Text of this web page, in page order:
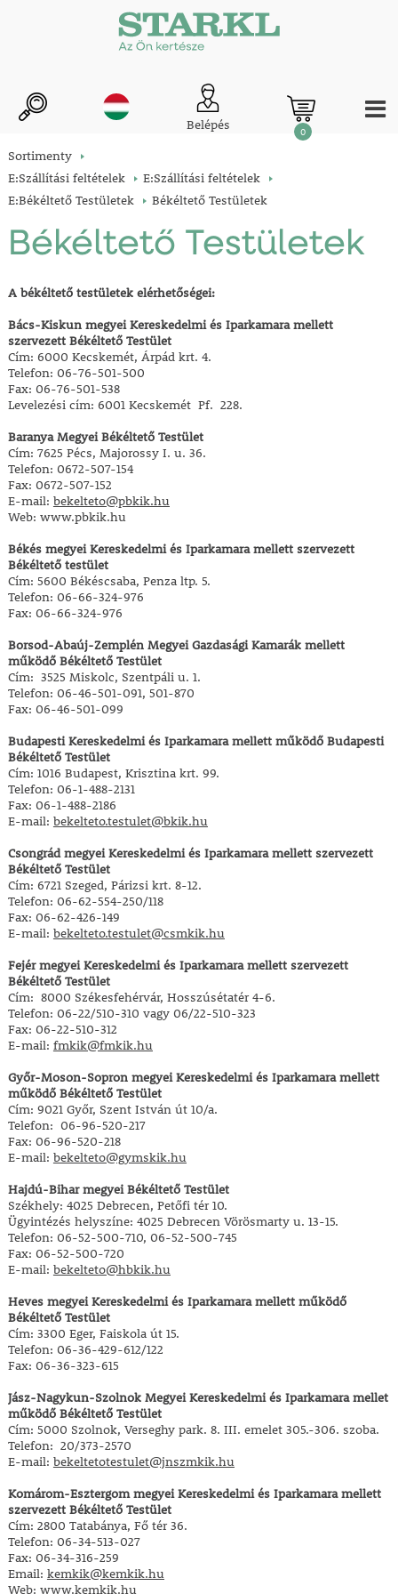
Belépés 0
Sortimenty
E:Szállítási feltételek
E:Szállítási feltételek
E:Békéltető Testületek
Békéltető Testületek
Békéltető Testületek
A békéltető testületek elérhetőségei:
Bács-Kiskun megyei Kereskedelmi és Iparkamara mellett
szervezett Békéltető Testület
Cím: 6000 Kecskemét, Árpád krt. 4.
Telefon: 06-76-501-500
Fax: 06-76-501-538
Levelezési cím: 6001 Kecskemét Pf. 228.
Baranya Megyei Békéltető Testület
Cím: 7625 Pécs, Majorossy I. u. 36.
Telefon: 0672-507-154
Fax: 0672-507-152
E-mail: bekelteto@pbkik.hu
Web: www.pbkik.hu
Békés megyei Kereskedelmi és Iparkamara mellett szervezett
Békéltető testület
Cím: 5600 Békéscsaba, Penza ltp. 5.
Telefon: 06-66-324-976
Fax: 06-66-324-976
Borsod-Abaúj-Zemplén Megyei Gazdasági Kamarák mellett
működő Békéltető Testület
Cím: 3525 Miskolc, Szentpáli u. 1.
Telefon: 06-46-501-091, 501-870
Fax: 06-46-501-099
Budapesti Kereskedelmi és Iparkamara mellett működő Budapesti
Békéltető Testület
Cím: 1016 Budapest, Krisztina krt. 99.
Telefon: 06-1-488-2131
Fax: 06-1-488-2186
E-mail: bekelteto.testulet@bkik.hu
Csongrád megyei Kereskedelmi és Iparkamara mellett szervezett
Békéltető Testület
Cím: 6721 Szeged, Párizsi krt. 8-12.
Telefon: 06-62-554-250/118
Fax: 06-62-426-149
E-mail: bekelteto.testulet@csmkik.hu
Fejér megyei Kereskedelmi és Iparkamara mellett szervezett
Békéltető Testület
Cím: 8000 Székesfehérvár, Hosszúsétatér 4-6.
Telefon: 06-22/510-310 vagy 06/22-510-323
Fax: 06-22-510-312
E-mail: fmkik@fmkik.hu
Győr-Moson-Sopron megyei Kereskedelmi és Iparkamara mellett
működő Békéltető Testület
Cím: 9021 Győr, Szent István út 10/a.
Telefon: 06-96-520-217
Fax: 06-96-520-218
E-mail: bekelteto@gymskik.hu
Hajdú-Bihar megyei Békéltető Testület
Székhely: 4025 Debrecen, Petőfi tér 10.
Ügyintézés helyszíne: 4025 Debrecen Vörösmarty u. 13-15.
Telefon: 06-52-500-710, 06-52-500-745
Fax: 06-52-500-720
E-mail: bekelteto@hbkik.hu
Heves megyei Kereskedelmi és Iparkamara mellett működő
Békéltető Testület
Cím: 3300 Eger, Faiskola út 15.
Telefon: 06-36-429-612/122
Fax: 06-36-323-615
Jász-Nagykun-Szolnok Megyei Kereskedelmi és Iparkamara mellet
működő Békéltető Testület
Cím: 5000 Szolnok, Verseghy park. 8. III. emelet 305.-306. szoba.
Telefon: 20/373-2570
E-mail: bekeltetotestulet@jnszmkik.hu
Komárom-Esztergom megyei Kereskedelmi és Iparkamara mellett
szervezett Békéltető Testület
Cím: 2800 Tatabánya, Fő tér 36.
Telefon: 06-34-513-027
Fax: 06-34-316-259
Email: kemkik@kemkik.hu
Web: www.kemkik.hu